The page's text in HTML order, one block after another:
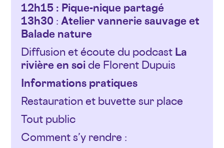
12h15 : Pique-nique partagé
13h30 : Atelier vannerie sauvage et
Balade nature
Diffusion et écoute du podcast La
rivière en soide Florent Dupuis
Informations pratiques
Restauration et buvette sur place
Tout public
Comment s’y rendre :